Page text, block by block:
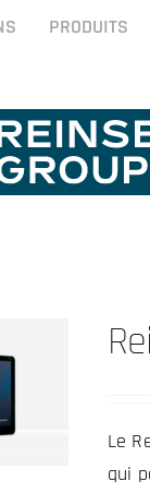
PRODUITS
Le
qui